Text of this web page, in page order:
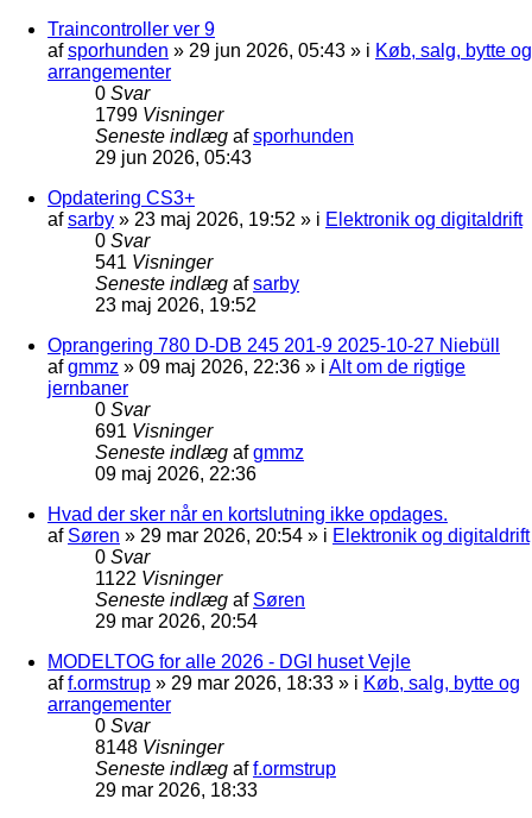
Traincontroller ver 9
afsporhunden » 29 jun 2026, 05:43 » i Køb, salg, bytte og
arrangementer
0 Svar
1799 Visninger
Seneste indlæg afsporhunden
29 jun 2026, 05:43
Opdatering CS3+
afsarby » 23 maj 2026, 19:52 » i Elektronik og digitaldrift
0 Svar
541 Visninger
Seneste indlæg afsarby
23 maj 2026, 19:52
Oprangering 780 D-DB 245 201-9 2025-10-27 Niebüll
afgmmz » 09 maj 2026, 22:36 » i Alt om de rigtige
jernbaner
0 Svar
691 Visninger
Seneste indlæg afgmmz
09 maj 2026, 22:36
Hvad der sker når en kortslutning ikke opdages.
af Søren » 29 mar 2026, 20:54 » i Elektronik og digitaldrift
0 Svar
1122 Visninger
Seneste indlæg af Søren
29 mar 2026, 20:54
MODELTOG for alle 2026 - DGI huset Vejle
aff.ormstrup » 29 mar 2026, 18:33 » i Køb, salg, bytte og
arrangementer
0 Svar
8148 Visninger
Seneste indlæg aff.ormstrup
29 mar 2026, 18:33